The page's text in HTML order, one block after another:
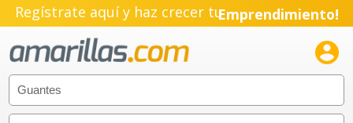
Regístrate aquí y haz crecer tuEmprendimiento!
